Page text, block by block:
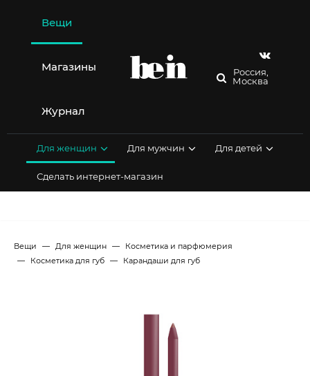
содержимому
Вещи
Магазины
Журнал
Россия,
Москва
Для женщин Для мужчин Для детей
Сделать интернет-магазин
Вещи Для женщин
Косметика и парфюмерия
Косметика для губ
Карандаши для губ